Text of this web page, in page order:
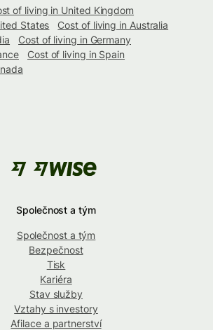
of living in United Kingdom
States
Cost of living in Australia
Cost of living in Germany
Cost of living in Spain
Společnost a tým
Společnost a tým
Bezpečnost
Tisk
Kariéra
Stav služby
Vztahy s investory
Afilace a partnerství